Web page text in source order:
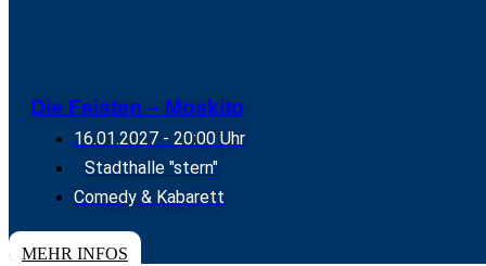
Die Feisten – Moskito
16.01.2027 - 20:00 Uhr
Stadthalle "stern"
Comedy & Kabarett
TICKETS
MEHR INFOS